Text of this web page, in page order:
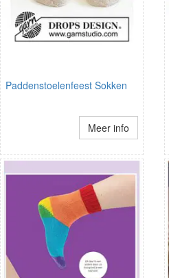
Paddenstoelenfeest Sokken
Meer info